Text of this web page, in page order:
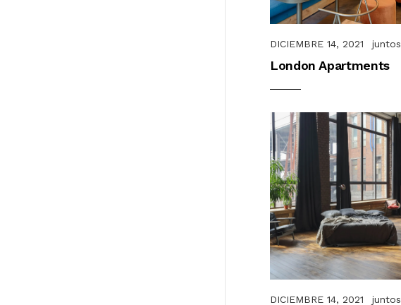
DICIEMBRE 14, 2021 juntos
London Apartments
DICIEMBRE 14, 2021 juntos